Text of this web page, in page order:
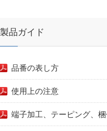
製品ガイド
品番の表し方
使用上の注意
端子加工、テーピング、